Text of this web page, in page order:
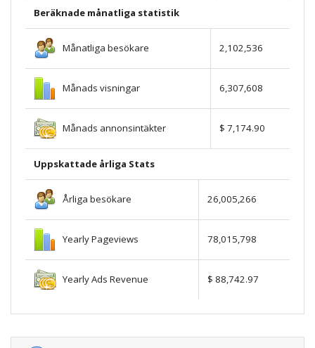
Beräknade månatliga statistik
Månatliga besökare 2,102,536
Månads visningar 6,307,608
Månads annonsintäkter $ 7,174.90
Uppskattade årliga Stats
Årliga besökare 26,005,266
Yearly Pageviews 78,015,798
Yearly Ads Revenue $ 88,742.97